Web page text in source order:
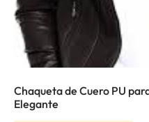
Chaqueta de Cuero PU
Elegante